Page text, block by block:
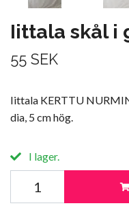
Iittala skål i
55 SEK
Iittala KERTTU
dia, 5 cm hög.
I lager.